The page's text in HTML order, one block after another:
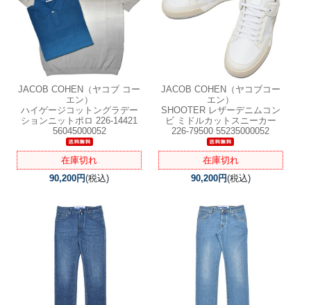
JACOB COHEN（ヤコブ コー
エン）
ハイゲージコットングラデー
ションニットポロ 226-14421
56045000052
在庫切れ
90,200円(税込)
JACOB COHEN（ヤコブコー
エン）
SHOOTER レザーデニムコン
ビ ミドルカットスニーカー
226-79500 55235000052
在庫切れ
90,200円(税込)